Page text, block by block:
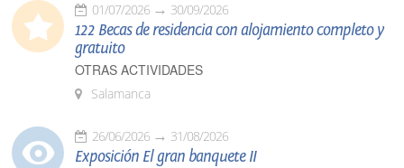
01/07/2026 30/09/2026
122 Becas de residencia con alojamiento completo y
gratuito
OTRAS ACTIVIDADES
Salamanca
26/06/2026 31/08/2026
Exposición El gran banquete II